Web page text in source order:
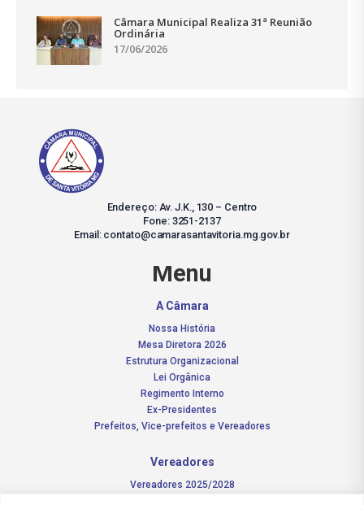
Câmara Municipal Realiza 31ª Reunião
Ordinária
17/06/2026
Endereço: Av. J.K., 130 – Centro
Fone: 3251-2137
Email: contato@camarasantavitoria.mg.gov.br
Menu
A Câmara
Nossa História
Mesa Diretora 2026
Estrutura Organizacional
Lei Orgânica
Regimento Interno
Ex-Presidentes
Prefeitos, Vice-prefeitos e Vereadores
Vereadores
Vereadores 2025/2028